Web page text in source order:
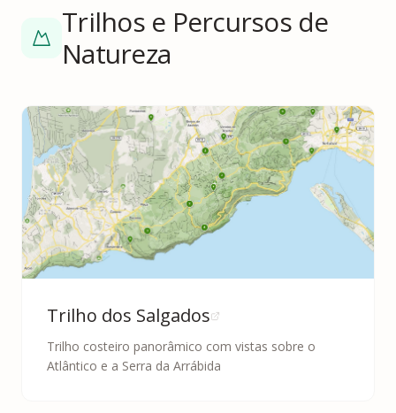
Trilhos e Percursos de
Natureza
Trilho dos Salgados
Trilho costeiro panorâmico com vistas sobre o
Atlântico e a Serra da Arrábida